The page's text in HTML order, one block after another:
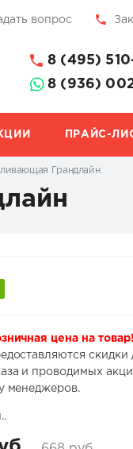
вопрос
8 (495)
8 (936)
ПРАЙС-
Грандлайн
цена на товар!
скидки
и проводимых
менеджеров.